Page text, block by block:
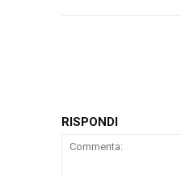
RISPONDI